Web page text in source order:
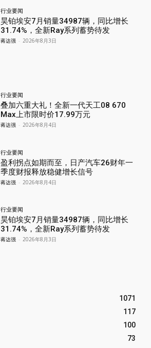
行业要闻
昊铂埃安7月销量34987辆，同比增长
31.74%，全新Ray系列蓄势待发
蒋达强 - 2026年8月3日
行业要闻
叠加六重大礼！全新一代天工08 670
Max上市限时价17.99万元
蒋达强 - 2026年8月4日
行业要闻
盈利拐点如期而至，日产汽车26财年一
季度财报释放稳健增长信号
蒋达强 - 2026年8月4日
行业要闻
昊铂埃安7月销量34987辆，同比增长
31.74%，全新Ray系列蓄势待发
蒋达强 - 2026年8月3日
1071
117
100
73